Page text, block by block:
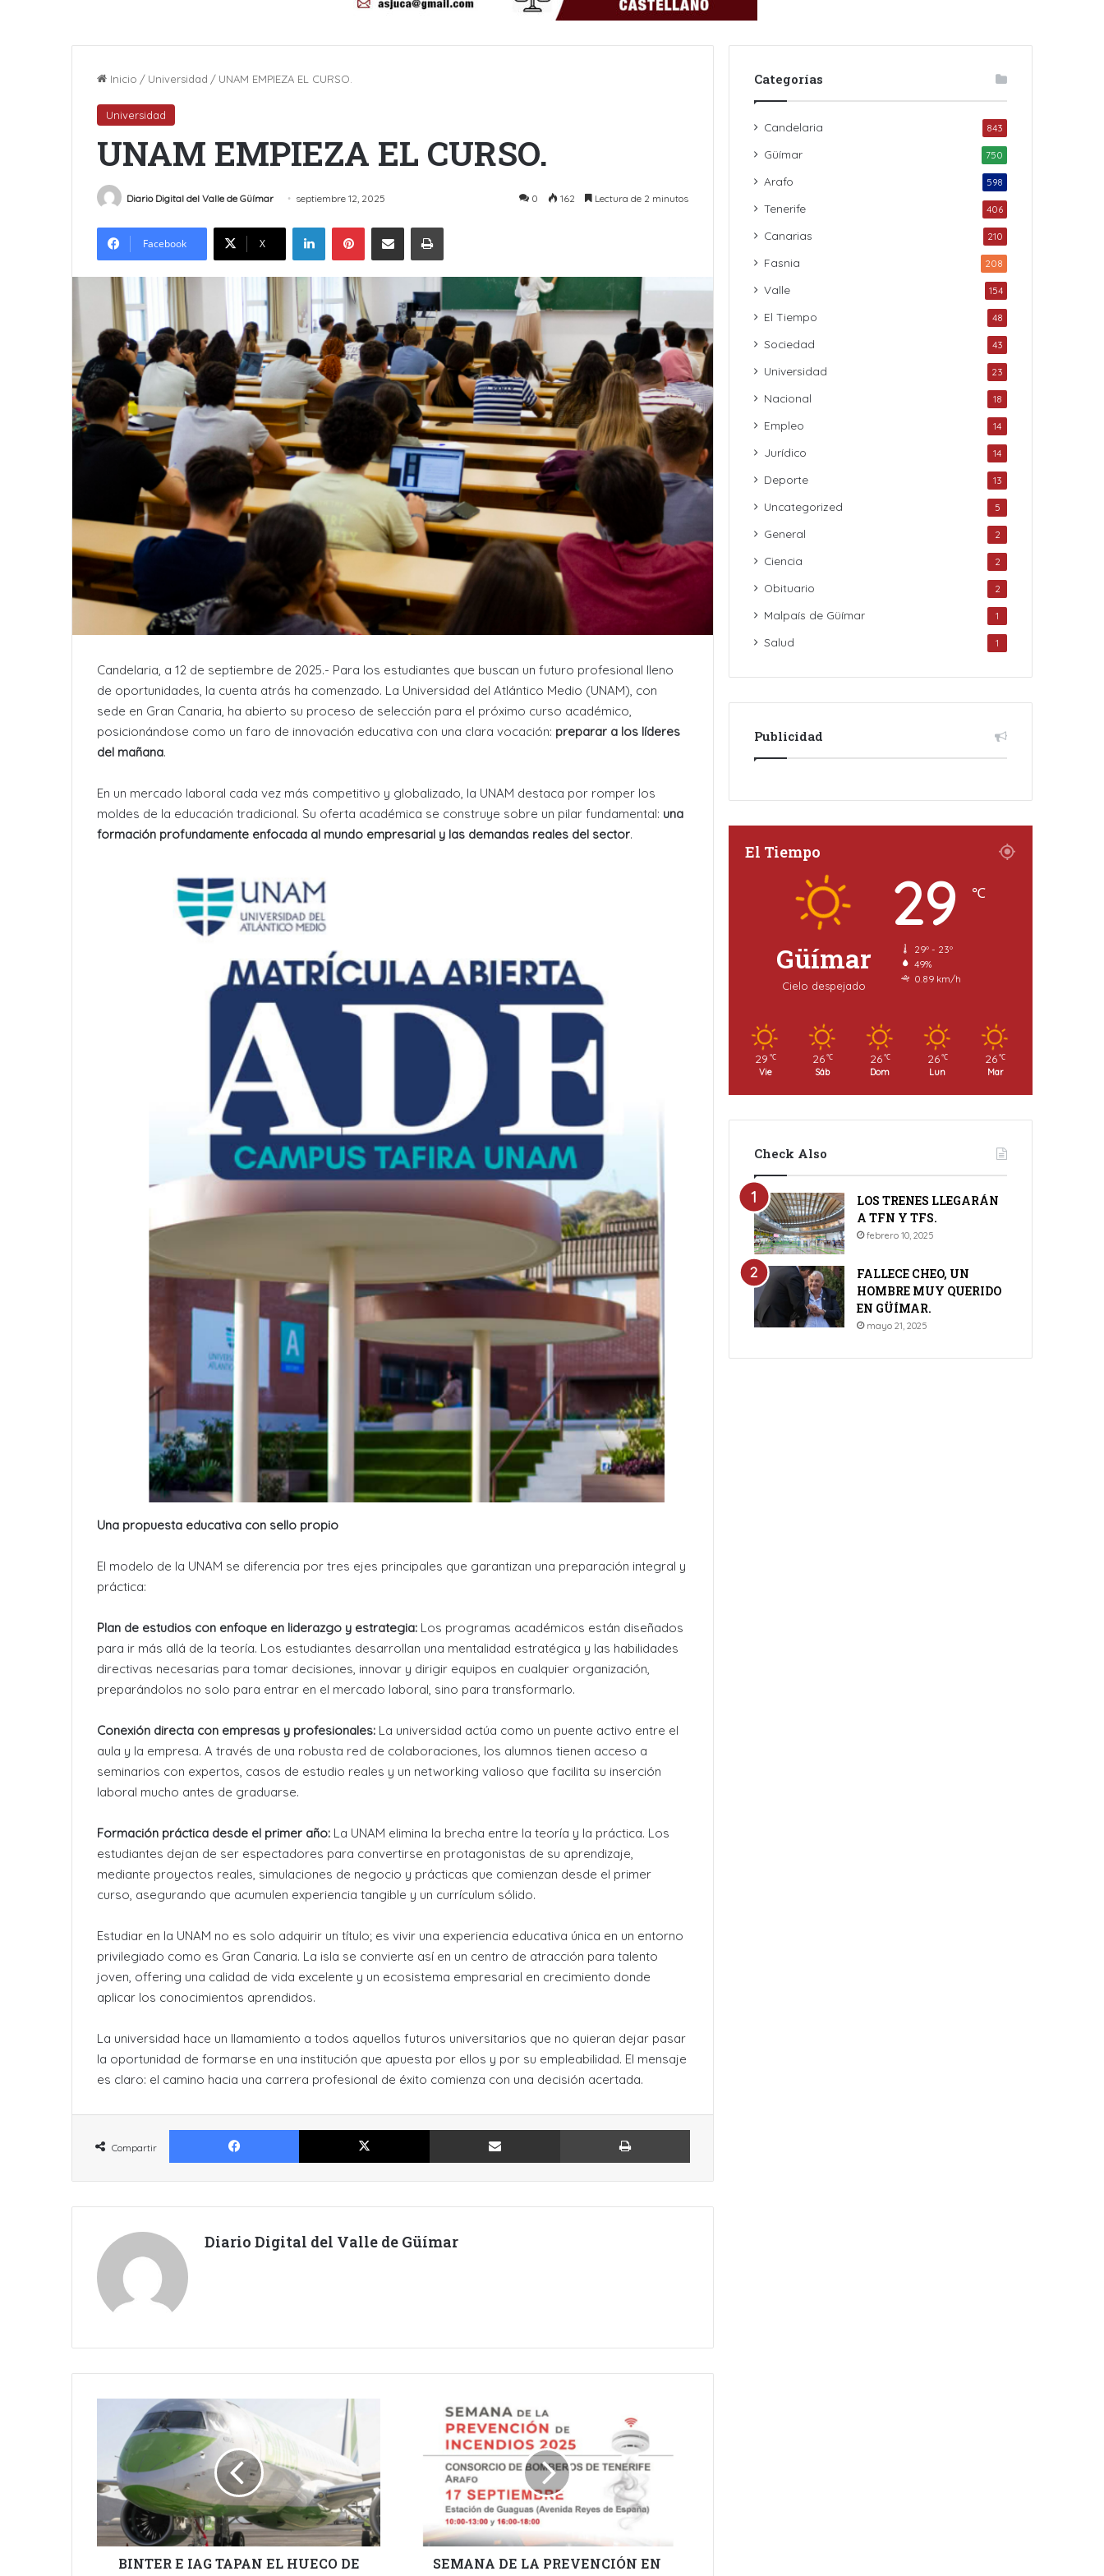
Inicio / Universidad / UNAM EMPIEZA EL CURSO.
Universidad
UNAM EMPIEZA EL CURSO.
Diario Digital del Valle de Güímar septiembre 12, 2025 0 162 Lectura de 2 minutos
Facebook X
LinkedInPinterestCompartir por Email Imprimir
Candelaria, a 12 de septiembre de 2025.- Para los estudiantes que buscan un futuro profesional lleno
de oportunidades, la cuenta atrás ha comenzado. La Universidad del Atlántico Medio (UNAM), con
sede en Gran Canaria, ha abierto su proceso de selección para el próximo curso académico,
posicionándose como un faro de innovación educativa con una clara vocación: preparar a los líderes
del mañana.
En un mercado laboral cada vez más competitivo y globalizado, la UNAM destaca por romper los
moldes de la educación tradicional. Su oferta académica se construye sobre un pilar fundamental: una
formación profundamente enfocada al mundo empresarial y las demandas reales del sector.
Una propuesta educativa con sello propio
El modelo de la UNAM se diferencia por tres ejes principales que garantizan una preparación integral y
práctica:
Plan de estudios con enfoque en liderazgo y estrategia: Los programas académicos están diseñados
para ir más allá de la teoría. Los estudiantes desarrollan una mentalidad estratégica y las habilidades
directivas necesarias para tomar decisiones, innovar y dirigir equipos en cualquier organización,
preparándolos no solo para entrar en el mercado laboral, sino para transformarlo.
Conexión directa con empresas y profesionales: La universidad actúa como un puente activo entre el
aula y la empresa. A través de una robusta red de colaboraciones, los alumnos tienen acceso a
seminarios con expertos, casos de estudio reales y un networking valioso que facilita su inserción
laboral mucho antes de graduarse.
Formación práctica desde el primer año: La UNAM elimina la brecha entre la teoría y la práctica. Los
estudiantes dejan de ser espectadores para convertirse en protagonistas de su aprendizaje,
mediante proyectos reales, simulaciones de negocio y prácticas que comienzan desde el primer
curso, asegurando que acumulen experiencia tangible y un currículum sólido.
Estudiar en la UNAM no es solo adquirir un título; es vivir una experiencia educativa única en un entorno
privilegiado como es Gran Canaria. La isla se convierte así en un centro de atracción para talento
joven, offering una calidad de vida excelente y un ecosistema empresarial en crecimiento donde
aplicar los conocimientos aprendidos.
La universidad hace un llamamiento a todos aquellos futuros universitarios que no quieran dejar pasar
la oportunidad de formarse en una institución que apuesta por ellos y por su empleabilidad. El mensaje
es claro: el camino hacia una carrera profesional de éxito comienza con una decisión acertada.
Compartir
Facebook X Compartir por Email Imprimir
Diario Digital del Valle de Güímar
TAPAN
HUECO
RYANAIR
EN
BINTER E IAG TAPAN EL HUECO DE
SEMANA
PREVENCIÓN
SEMANA DE LA PREVENCIÓN EN
Categorías
Candelaria 843
Güímar 750
Arafo 598
Tenerife 406
Canarias 210
Fasnia 208
Valle 154
El Tiempo 48
Sociedad 43
Universidad 23
Nacional 18
Empleo 14
Jurídico 14
Deporte 13
Uncategorized 5
General 2
Ciencia 2
Obituario 2
Malpaís de Güímar 1
Salud 1
Publicidad
El Tiempo
Güímar
Cielo despejado
29 ℃
29º - 23º
49%
0.89 km/h
29 ℃
Vie
26 ℃
Sáb
26 ℃
Dom
26 ℃
Lun
26 ℃
Mar
Check Also
LOS TRENES LLEGARÁN
A TFN Y TFS.
febrero 10, 2025
FALLECE CHEO, UN
HOMBRE MUY QUERIDO
EN GÜÍMAR.
mayo 21, 2025